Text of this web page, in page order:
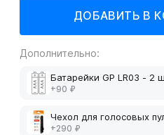
Дополнительно:
Батарейки GP LR03 - 2
+90 ₽
Чехол для голосовых
+290 ₽